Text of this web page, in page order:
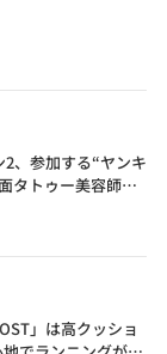
、参加する“ヤンキ
タトゥー美容師、
」は高クッショ